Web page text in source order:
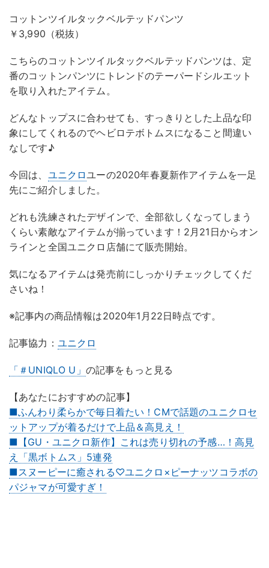
コットンツイルタックベルテッドパンツ
￥3,990（税抜）
こちらのコットンツイルタックベルテッドパンツは、定
番のコットンパンツにトレンドのテーパードシルエット
を取り入れたアイテム。
どんなトップスに合わせても、すっきりとした上品な印
象にしてくれるのでヘビロテボトムスになること間違い
なしです♪
今回は、 ユニクロユーの2020年春夏新作アイテムを一足
先にご紹介しました。
どれも洗練されたデザインで、全部欲しくなってしまう
くらい素敵なアイテムが揃っています！2月21日からオン
ラインと全国ユニクロ店舗にて販売開始。
気になるアイテムは発売前にしっかりチェックしてくだ
さいね！
※記事内の商品情報は2020年1月22日時点です。
記事協力： ユニクロ
「＃UNIQLO U」 の記事をもっと見る
【あなたにおすすめの記事】
■ふんわり柔らかで毎日着たい！CMで話題のユニクロセ
ットアップが着るだけで上品＆高見え！
■【GU・ユニクロ新作】これは売り切れの予感…！高見
え「黒ボトムス」5連発
■スヌーピーに癒される♡ユニクロ×ピーナッツコラボの
パジャマが可愛すぎ！